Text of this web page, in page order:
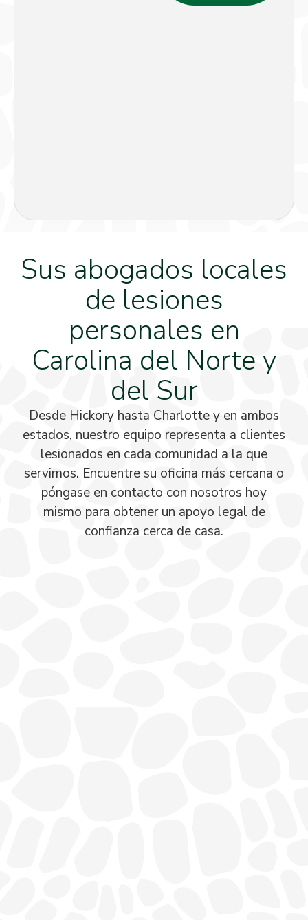
Sus abogados locales
de lesiones
personales en
Carolina del Norte y
del Sur
Desde Hickory hasta Charlotte y en ambos
estados, nuestro equipo representa a clientes
lesionados en cada comunidad a la que
servimos. Encuentre su oficina más cercana o
póngase en contacto con nosotros hoy
mismo para obtener un apoyo legal de
confianza cerca de casa.